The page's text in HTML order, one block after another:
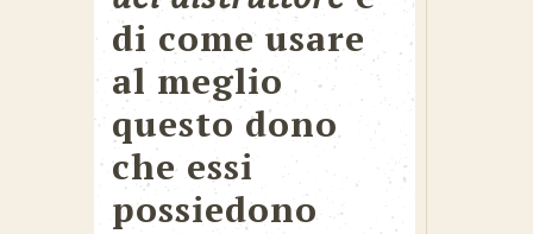
di come usare
al meglio
questo dono
che essi
possiedono